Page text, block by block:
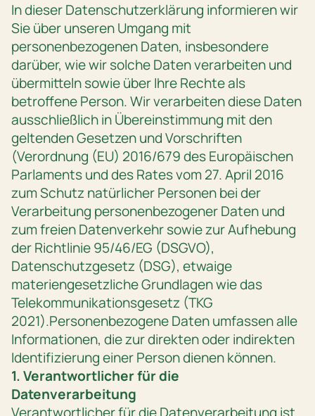
In dieser Datenschutzerklärung informieren wir
Sie über unseren Umgang mit
personenbezogenen Daten, insbesondere
darüber, wie wir solche Daten verarbeiten und
übermitteln sowie über Ihre Rechte als
betroffene Person. Wir verarbeiten diese Daten
ausschließlich in Übereinstimmung mit den
geltenden Gesetzen und Vorschriften
(Verordnung (EU) 2016/679 des Europäischen
Parlaments und des Rates vom 27. April 2016
zum Schutz natürlicher Personen bei der
Verarbeitung personenbezogener Daten und
zum freien Datenverkehr sowie zur Aufhebung
der Richtlinie 95/46/EG (DSGVO),
Datenschutzgesetz (DSG), etwaige
materiengesetzliche Grundlagen wie das
Telekommunikationsgesetz (TKG
2021).Personenbezogene Daten umfassen alle
Informationen, die zur direkten oder indirekten
Identifizierung einer Person dienen können.
1. Verantwortlicher für die
Datenverarbeitung